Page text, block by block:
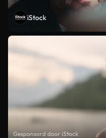
iStock
Gesponsord door iStock